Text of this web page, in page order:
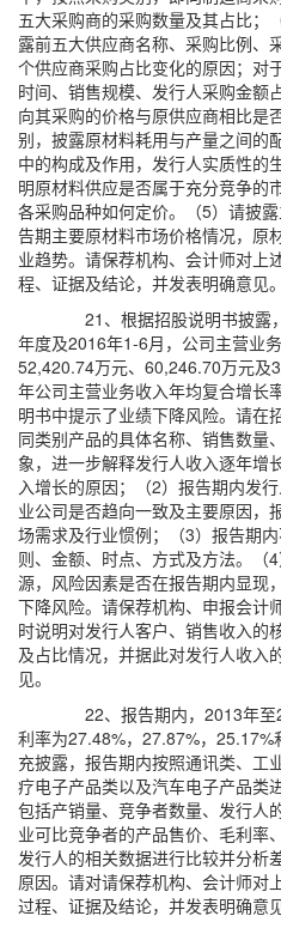
五大采购商的采购数量及其占比；
露前五大供应商名称、采购比例、
个供应商采购占比变化的原因；对
时间、销售规模、发行人采购金额
向其采购的价格与原供应商相比是
别，披露原材料耗用与产量之间的
中的构成及作用，发行人实质性的
明原材料供应是否属于充分竞争的
各采购品种如何定价。（5）请披
告期主要原材料市场价格情况，原
业趋势。请保荐机构、会计师对上
程、证据及结论，并发表明确意见。
21、根据招股说明书披露
年度及2016年1-6月，公司主营业
52,420.74万元、60,246.70万元
年公司主营业务收入年均复合增长
明书中提示了业绩下降风险。请在
同类别产品的具体名称、销售数量
象，进一步解释发行人收入逐年增
入增长的原因；（2）报告期内发
业公司是否趋向一致及主要原因，
场需求及行业惯例；（3）报告期
则、金额、时点、方式及方法。（
源，风险因素是否在报告期内显现
下降风险。请保荐机构、申报会计
时说明对发行人客户、销售收入的
及占比情况，并据此对发行人收入
见。
22、报告期内，2013年
利率为27.48%，27.87%，
充披露，报告期内按照通讯类、工
疗电子产品类以及汽车电子产品类
包括产销量、竞争者数量、发行人
业可比竞争者的产品售价、毛利率
发行人的相关数据进行比较并分析
原因。请对请保荐机构、会计师对
过程、证据及结论，并发表明确意见